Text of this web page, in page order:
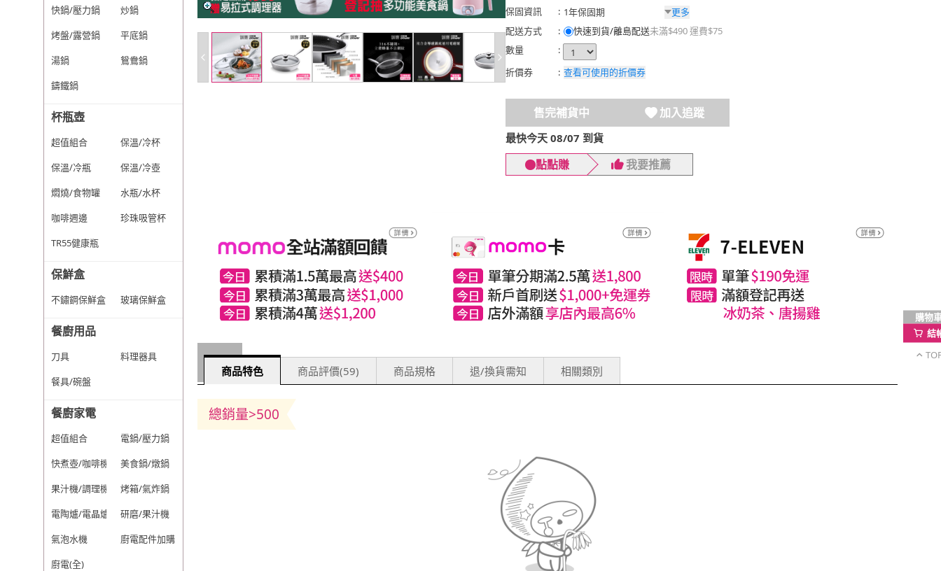
快鍋/壓力鍋
炒鍋
烤盤/露營鍋
平底鍋
湯鍋
鴛鴦鍋
鑄鐵鍋
杯瓶壺
超值組合
保溫/冷杯
保溫/冷瓶
保溫/冷壺
燜燒/食物罐
水瓶/水杯
咖啡週邊
珍珠吸管杯
TR55健康瓶
保鮮盒
不鏽鋼保鮮盒 玻璃保鮮盒
餐廚用品
刀具
料理器具
餐具/碗盤
餐廚家電
超值組合
電鍋/壓力鍋
快煮壺/咖啡機
美食鍋/燉鍋
果汁機/調理機
烤箱/氣炸鍋
電陶爐/電晶爐
研磨/果汁機
氣泡水機
廚電配件加購
廚電(全)
保固資訊
: 1年保固期
更多
配送方式
: 快速到貨/離島配送未滿$490 運費$75
數量
:
折價券
: 查看可使用的折價券
售完補貨中 加入追蹤
最快今天 08/07 到貨
點點賺 我要推薦
商品特色 商品評價(59) 商品規格 退/換貨需知 相關類別
總銷量>500
購物
結